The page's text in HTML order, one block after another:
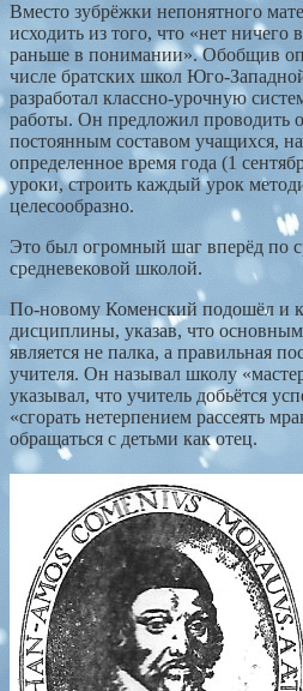
Вместо зубрёжки непонятного
исходить из того, что «нет ничего
раньше в понимании». Обобщив
числе братских школ Юго-
разработал классно-урочную
работы. Он предложил проводить
постоянным составом учащихся,
определенное время года (1
уроки, строить каждый урок
целесообразно.
Это был огромный шаг вперёд по
средневековой школой.
По-новому Коменский подошёл и
дисциплины, указав, что
является не палка, а правильная
учителя. Он называл школу
указывал, что учитель добьётся
«сгорать нетерпением рассеять
обращаться с детьми как отец.